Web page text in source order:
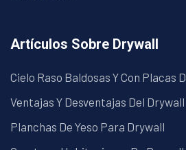
Artículos Sobre Drywall
Cielo Raso Baldosas Y Con Placas
Ventajas Y Desventajas Del Drywall
Planchas De Yeso Para Drywall